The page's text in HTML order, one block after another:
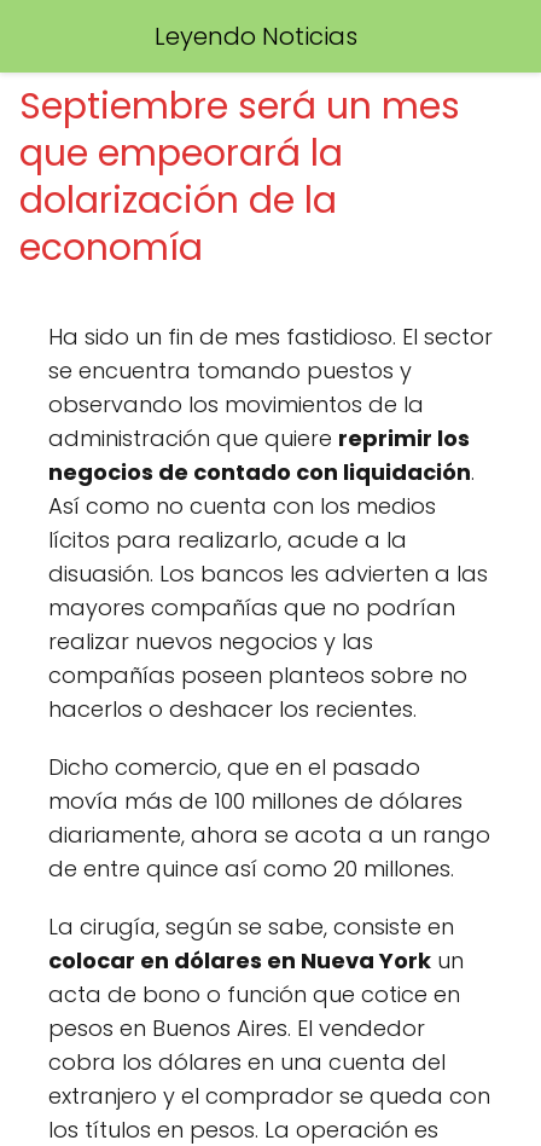
Leyendo Noticias
Septiembre será un mes
que empeorará la
dolarización de la
economía
Ha sido un fin de mes fastidioso. El sector
se encuentra tomando puestos y
observando los movimientos de la
administración que quiere reprimir los
negocios de contado con liquidación.
Así como no cuenta con los medios
lícitos para realizarlo, acude a la
disuasión. Los bancos les advierten a las
mayores compañías que no podrían
realizar nuevos negocios y las
compañías poseen planteos sobre no
hacerlos o deshacer los recientes.
Dicho comercio, que en el pasado
movía más de 100 millones de dólares
diariamente, ahora se acota a un rango
de entre quince así como 20 millones.
La cirugía, según se sabe, consiste en
colocar en dólares en Nueva York un
acta de bono o función que cotice en
pesos en Buenos Aires. El vendedor
cobra los dólares en una cuenta del
extranjero y el comprador se queda con
los títulos en pesos. La operación es